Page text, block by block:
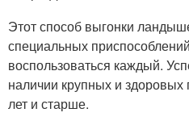
Этот способ выгонки
специальных
воспользоваться каждый.
наличии крупных и здоровых
лет и старше.